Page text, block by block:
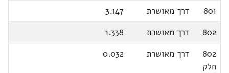
801 דרך מאושרת
3.147
802
דרך מאושרת
1.338
802
חלק
דרך מאושרת 0.032